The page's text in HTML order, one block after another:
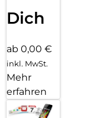
Dich
ab 0,00 €
inkl. MwSt.
Mehr
erfahren